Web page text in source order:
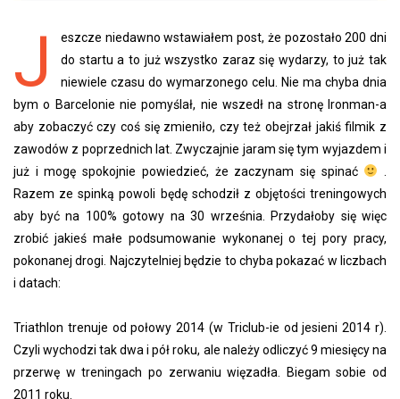
J
eszcze niedawno wstawiałem post, że pozostało 200 dni
do startu a to już wszystko zaraz się wydarzy, to już tak
niewiele czasu do wymarzonego celu. Nie ma chyba dnia
bym o Barcelonie nie pomyślał, nie wszedł na stronę Ironman-a
aby zobaczyć czy coś się zmieniło, czy też obejrzał jakiś filmik z
zawodów z poprzednich lat. Zwyczajnie jaram się tym wyjazdem i
już i mogę spokojnie powiedzieć, że zaczynam się spinać
Razem ze spinką powoli będę schodził z objętości treningowych
aby być na 100% gotowy na 30 września. Przydałoby się więc
zrobić jakieś małe podsumowanie wykonanej o tej pory pracy,
pokonanej drogi. Najczytelniej będzie to chyba pokazać w liczbach
i datach:
Triathlon trenuje od połowy 2014 (w Triclub-ie od jesieni 2014 r).
Czyli wychodzi tak dwa i pół roku, ale należy odliczyć 9 miesięcy na
przerwę w treningach po zerwaniu więzadła. Biegam sobie od
2011 roku.